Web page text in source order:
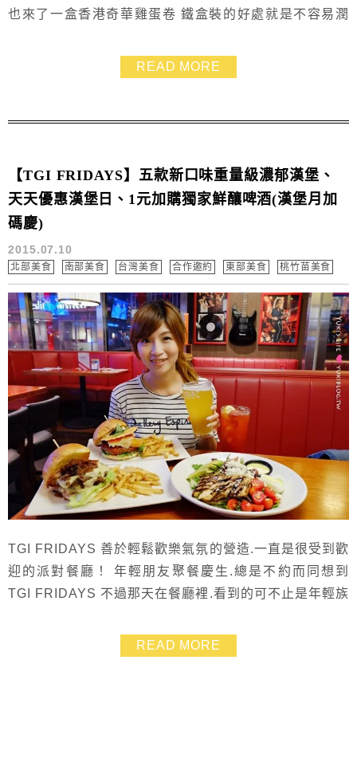
也來了一盒香港奇華雞蛋卷 鐵盒裝的好處就是不容易潤
瓜的放學點心或是下午茶點都超合適❤
READ MORE
【TGI FRIDAYS】五款新口味重量級濃郁漢堡、
天天優惠漢堡日、1元加購獨家鮮釀啤酒(漢堡月加
碼慶)
2015.07.10
北部美食 南部美食 台灣美食 合作邀約 東部美食 桃竹苗美食
TGI FRIDAYS 善於輕鬆歡樂氣氛的營造.一直是很受到歡
迎的派對餐廳！ 年輕朋友聚餐慶生.總是不約而同想到
TGI FRIDAYS 不過那天在餐廳裡.看到的可不止是年輕族
因為新推出的五款濃郁起司漢堡而來 週一~週五為漢堡日.
天天都有不同口味的漢堡優惠 7/31當天還有1+1加碼慶.
READ MORE